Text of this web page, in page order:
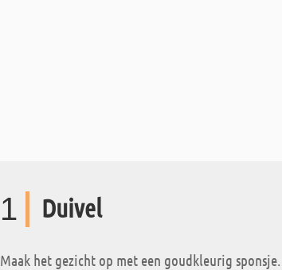
1 Duivel
Maak het gezicht op met een goudkleurig